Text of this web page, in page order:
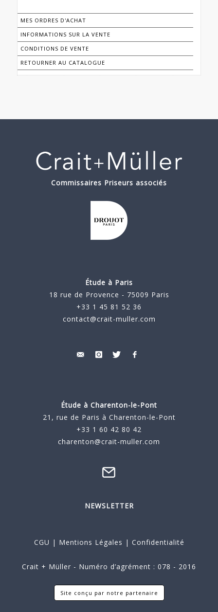
MES ORDRES D'ACHAT
INFORMATIONS SUR LA VENTE
CONDITIONS DE VENTE
RETOURNER AU CATALOGUE
Commissaires Priseurs associés
Étude à Paris
18 rue de Provence - 75009 Paris
+33 1 45 81 52 36
contact@crait-muller.com
Étude à Charenton-le-Pont
21, rue de Paris à Charenton-le-Pont
+33 1 60 42 80 42
charenton@crait-muller.com
NEWSLETTER
CGU | Mentions Légales | Confidentialité
Crait + Müller - Numéro d’agrément : 078 - 2016
Site conçu par notre partenaire